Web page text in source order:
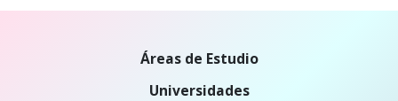
Áreas de Estudio
Universidades